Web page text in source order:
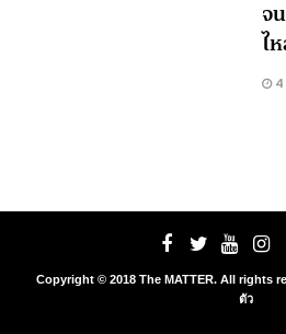
จ
ไ
4
Copyright © 2018 The MATTER. All rights
ตัว